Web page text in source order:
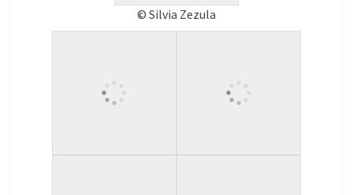
© Silvia Zezula